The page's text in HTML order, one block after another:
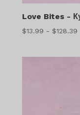
Love Bites -
$13.99 - $128.39